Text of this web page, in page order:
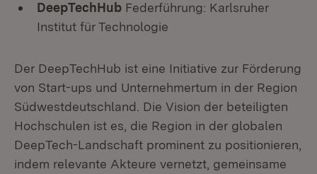
DeepTechHub Federführung: Karlsruher
Institut für Technologie
Der DeepTechHub ist eine Initiative zur Förderung
von Start-ups und Unternehmertum in der Region
Südwestdeutschland. Die Vision der beteiligten
Hochschulen ist es, die Region in der globalen
DeepTech-Landschaft prominent zu positionieren,
indem relevante Akteure vernetzt, gemeinsame